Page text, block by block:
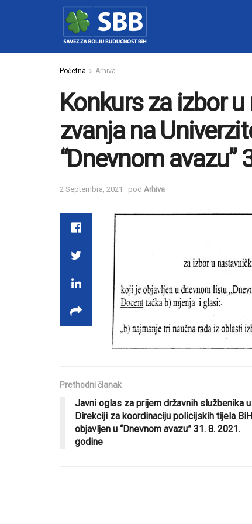
Početna Arhiva
Konkurs za izbor
zvanja na
“Dnevnom avazu”
2 Septembra, 2021 pod Arhiva
Prethodni članak
Javni oglas za prijem državnih službenika u
Direkciji za koordinaciju policijskih tijela
objavljen u “Dnevnom avazu” 31. 8. 2021.
godine